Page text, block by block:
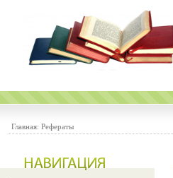
Главная: Рефераты